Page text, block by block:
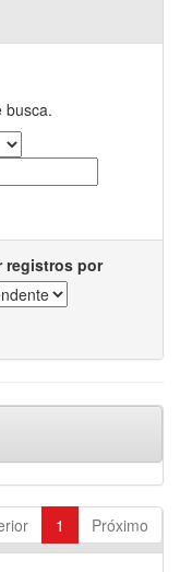
busca.
registros por
1 Próximo